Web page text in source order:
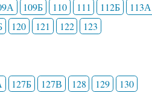
109Б 110 111 112Б 113А
120 121 122 123
127Б 127В 128 129 130